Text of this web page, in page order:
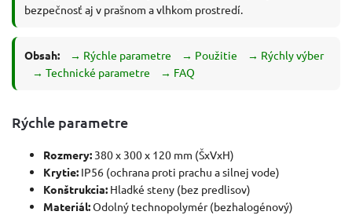
bezpečnosť aj v prašnom a vlhkom prostredí.
Obsah: → Rýchle parametre → Použitie
→ Rýchly výber
→ Technické parametre
→ FAQ
Rýchle parametre
Rozmery: 380 x 300 x 120 mm (ŠxVxH)
Krytie: IP56 (ochrana proti prachu a silnej vode)
Konštrukcia: Hladké steny (bez predlisov)
Materiál:Odolný technopolymér (bezhalogénový)